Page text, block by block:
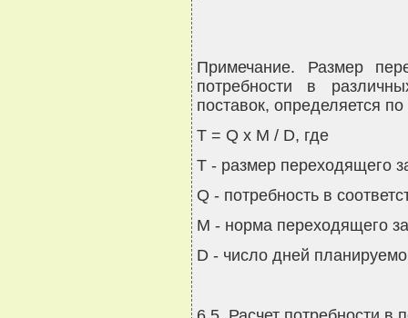
Примечание. Размер
потребности в
поставок, определяется
Т = Q х М / D, где
Т - размер переходящего
Q - потребность в
М - норма переходящего
D - число дней